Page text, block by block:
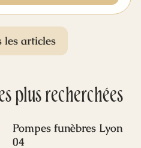
pourquoi de
se tournent
cérémonie
leurs émotions et
les articles
plus recherchées
Pompes funèbres Lyon
04